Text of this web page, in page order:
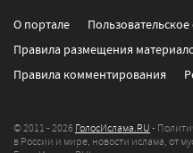
О портале
Правила размещения
Правила комментирования
© 2011 - 2026 ГолосИслама.RU -
в России и мире, новости ислама, от